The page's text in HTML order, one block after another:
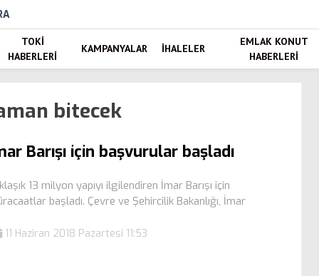
TOKI
HABERLERI
KAMPANYALAR İHALELER
EMLAK KONUT
HABERLERI
bitecek
Barışı için başvurular başladı
13 milyon yapıyı ilgilendiren İmar Barışı için
başladı. Çevre ve Şehircilik Bakanlığı, İmar
11 Haziran 2018 Pazartesi 11:53